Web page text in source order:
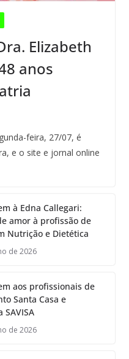
Elizabeth
anos
feira, 27/07, é
e o site e jornal online
à Edna Callegari:
amor à profissão de
Nutrição e Dietética
de 2026
aos profissionais de
Santa Casa e
SAVISA
de 2026